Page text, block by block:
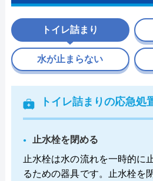
トイレ詰まり
トイレ詰まりの応急処
止水栓を閉める
止水栓は水の流れを一時的に
るための器具です。止水栓を
水が止まらない